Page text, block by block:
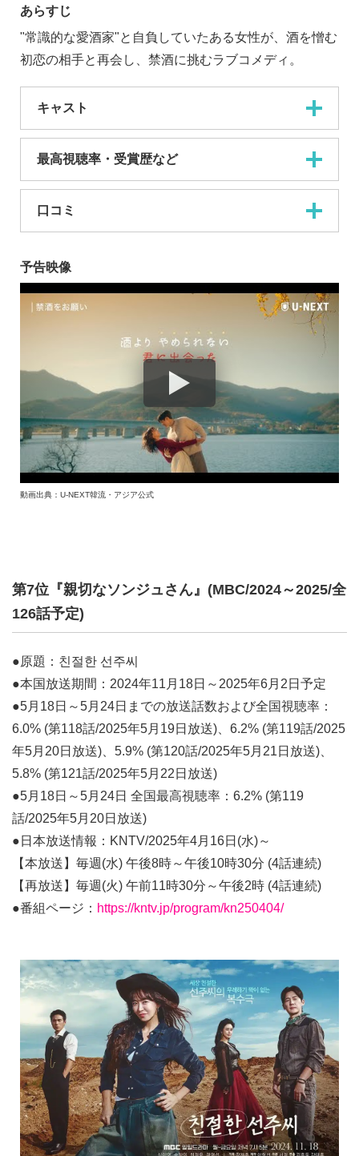
あらすじ
"常識的な愛酒家"と自負していたある女性が、酒を憎む
初恋の相手と再会し、禁酒に挑むラブコメディ。
キャスト
最高視聴率・受賞歴など
口コミ
予告映像
動画出典：U-NEXT韓流・アジア公式
第7位『親切なソンジュさん』(MBC/2024～2025/全
126話予定)
●原題：친절한 선주씨
●本国放送期間：2024年11月18日～2025年6月2日予定
●5月18日～5月24日までの放送話数および全国視聴率：
6.0% (第118話/2025年5月19日放送)、6.2% (第119話/2025
年5月20日放送)、5.9% (第120話/2025年5月21日放送)、
5.8% (第121話/2025年5月22日放送)
●5月18日～5月24日 全国最高視聴率：6.2% (第119
話/2025年5月20日放送)
●日本放送情報：KNTV/2025年4月16日(水)～
【本放送】毎週(水) 午後8時～午後10時30分 (4話連続)
【再放送】毎週(火) 午前11時30分～午後2時 (4話連続)
●番組ページ： https://kntv.jp/program/kn250404/